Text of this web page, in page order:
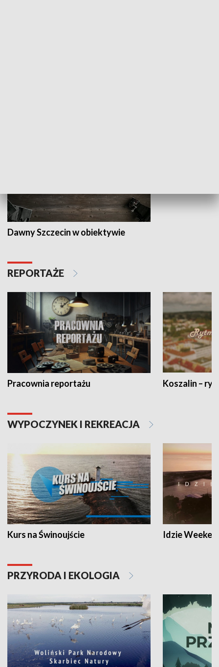
Dawny Szczecin w obiektywie
REPORTAŻE
Pracownia reportażu Koszalin –
WYPOCZYNEK I REKREACJA
Kurs na Świnoujście Idzie
PRZYRODA I EKOLOGIA